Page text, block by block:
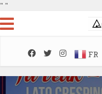
" "
FR